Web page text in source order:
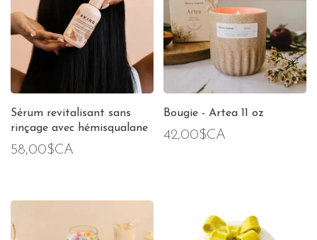
Sérum revitalisant sans
rinçage avec hémisqualane
58,00$CA
Bougie - Artea 11 oz
42,00$CA